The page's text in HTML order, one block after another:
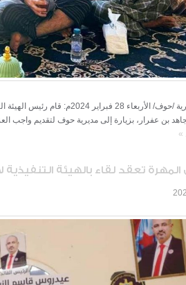
شبكة المهرة الأخبارية /حوف/
بن عفرار، بزيارة إلى مديرية حوف لتقديم واجب
»
المهرة تعقد لقاء بالهيئة